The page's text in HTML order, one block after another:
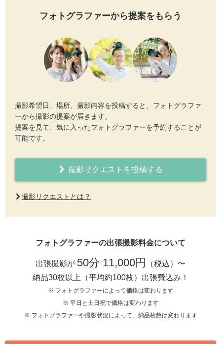
フォトグラファーから提案をもらう
撮影希望日、場所、撮影内容を投稿すると、フォトグラファ
ーから撮影の提案が届きます。
提案を見て、気に入ったフォトグラファーを予約することが
可能です。
撮影リクエストを投稿する
撮影リクエストとは？
フォトグラファーの出張撮影料金について
出張撮影が 50分 11,000円
（税込）〜
納品30枚以上（平均約100枚）出張費込み！
※ フォトグラファーによって価格は変わります
※ 平日と土日祝で価格は変わります
※ フォトグラファーや撮影状況によって、納品枚数は変わります